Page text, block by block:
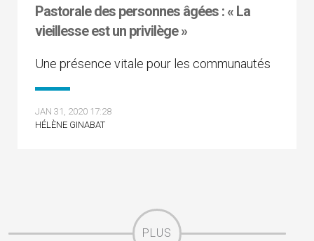
Pastorale des personnes âgées : « La
vieillesse est un privilège »
Une présence vitale pour les communautés
JAN 31, 2020 17:28
HÉLÈNE GINABAT
PLUS